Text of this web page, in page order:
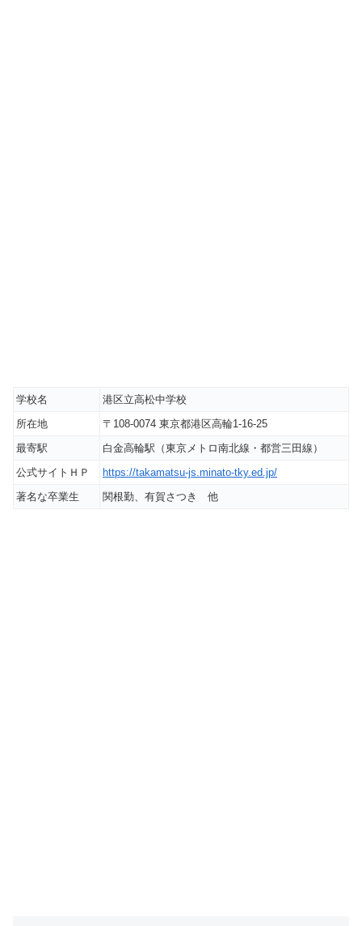
学校名
港区立高松中学校
所在地
〒108-0074 東京都港区高輪1-16-25
最寄駅
白金高輪駅（東京メトロ南北線・都営三田線）
公式サイトＨＰ
https://takamatsu-js.minato-tky.ed.jp/
著名な卒業生
関根勤、有賀さつき 他